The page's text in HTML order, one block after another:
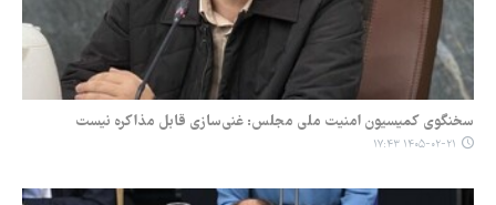
سخنگوی کمیسیون امنیت ملی مجلس: غنی‌سازی قابل مذاکره نیست
۱۴۰۵-۰۲-۲۱ ۱۷:۴۳